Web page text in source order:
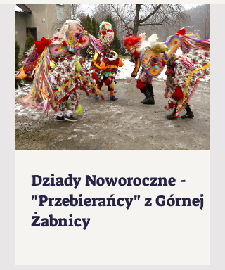
Dziady Noworoczne -
"Przebierańcy" z Górnej
Żabnicy